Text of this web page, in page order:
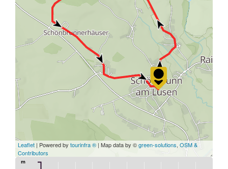
Leaflet | Powered by tourinfra ® | Map data by ©green-solutions, OSM &
Contributors
m